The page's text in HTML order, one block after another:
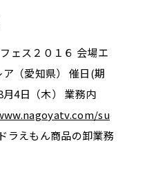
ェス２０１６ 会場エ
（愛知県） 催日(期
4日（木） 業務内
su
ラえもん商品の卸業務